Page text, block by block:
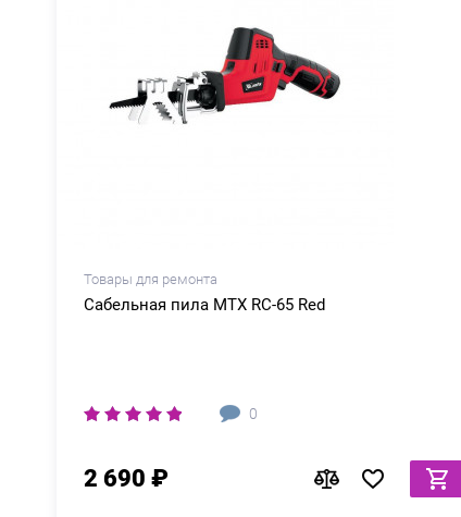
Товары для ремонта
Сабельная пила MTX RС-65 Red
0
2 690 ₽